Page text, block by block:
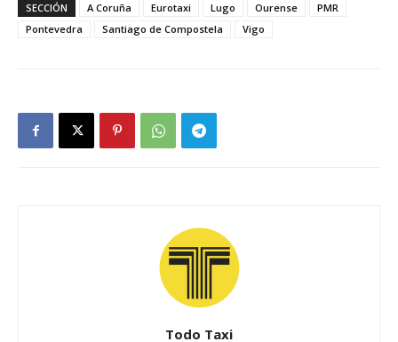
SECCIÓN A Coruña Eurotaxi Lugo Ourense
PMR
Pontevedra
Santiago de Compostela Vigo
Todo Taxi